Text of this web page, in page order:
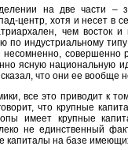
на две части –
центр, хотя и несет в
чем восток и
по индустриальному
совершенно
ясную национальную
что они ее вообще
все это приводит к
что крупные
имеет крупные
не единственный
капиталы на базе